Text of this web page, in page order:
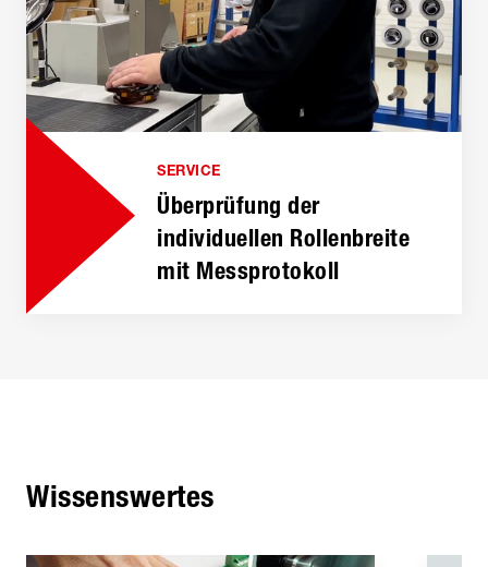
SERVICE
Überprüfung der
individuellen Rollenbreite
mit Messprotokoll
Wissenswertes